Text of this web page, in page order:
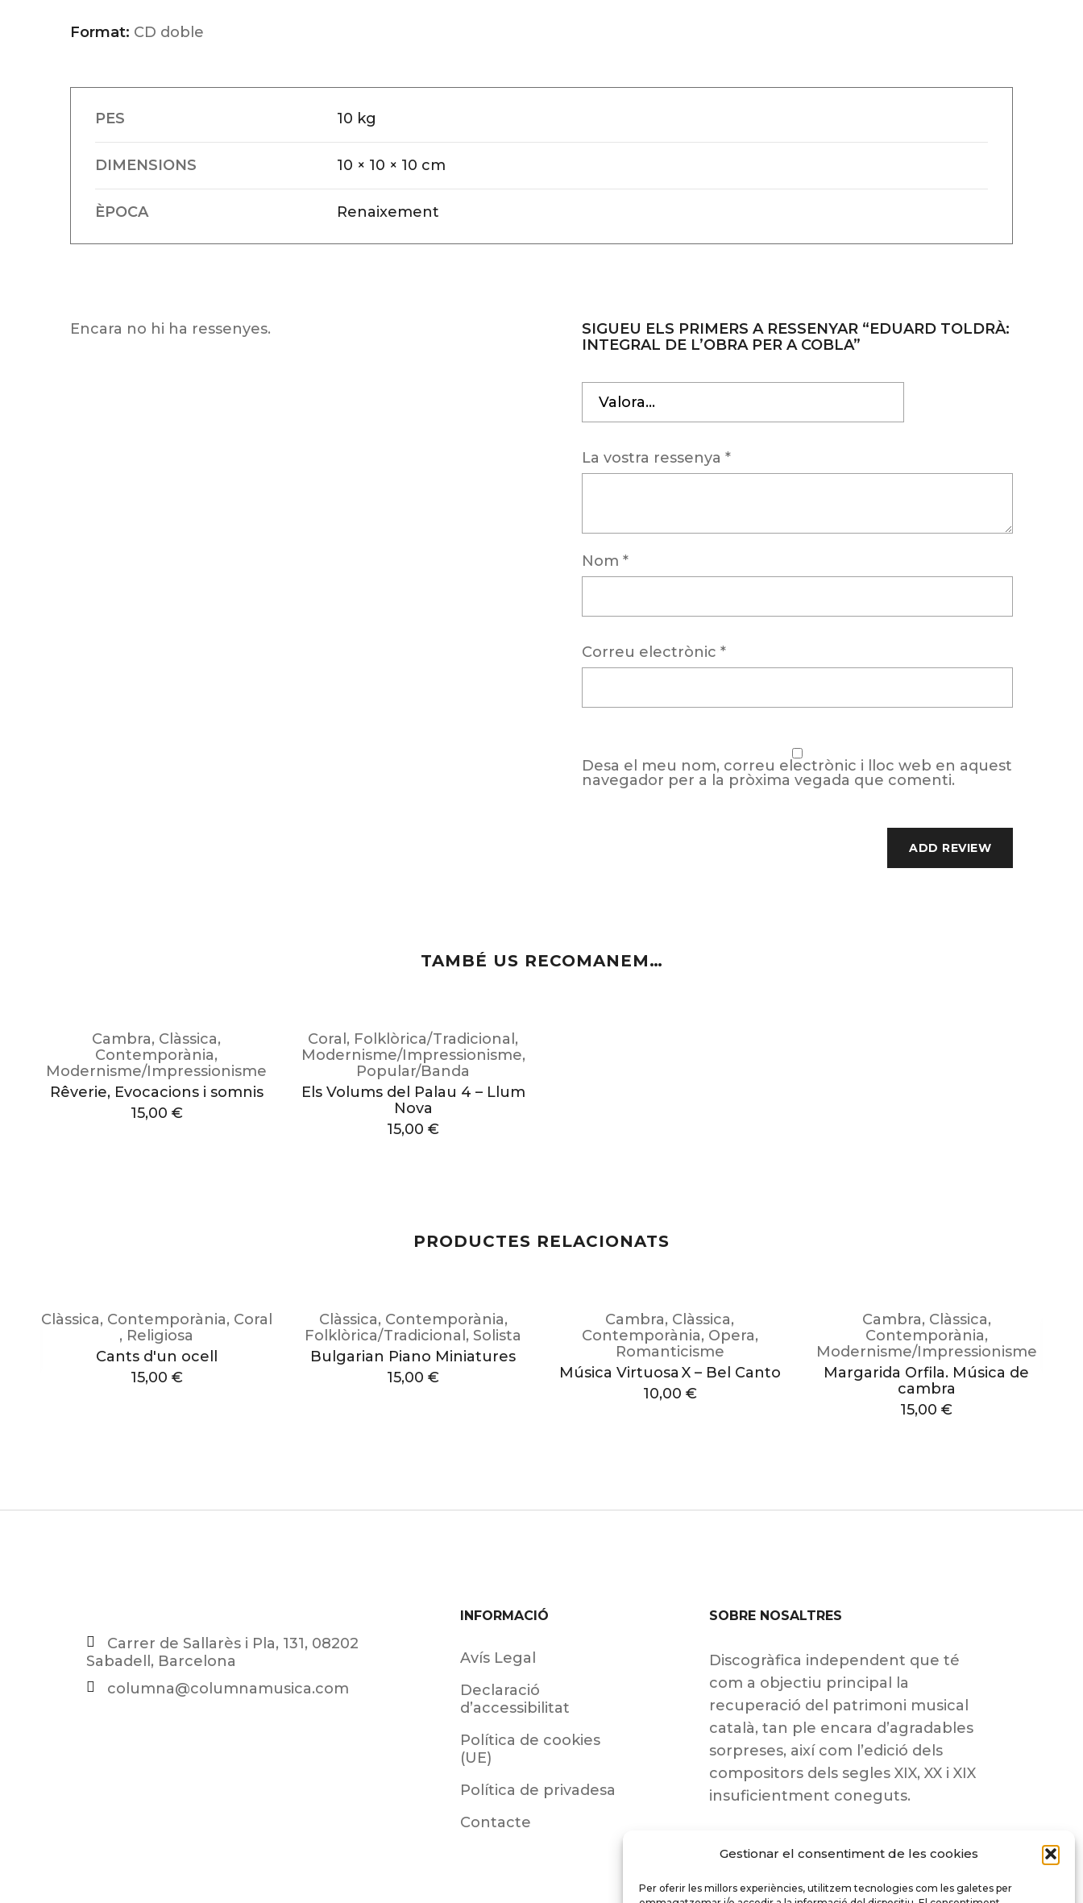
Gestionar el consentiment de les cookies
Per oferir les millors experiències, utilitzem tecnologies com les galetes per
Format: CD doble
PES 10 kg
DIMENSIONS 10 × 10 × 10 cm
ÈPOCA Renaixement
Encara no hi ha ressenyes.
SIGUEU ELS PRIMERS A RESSENYAR “EDUARD TOLDRÀ:
INTEGRAL DE L’OBRA PER A COBLA”
La vostra ressenya *
Nom *
Correu electrònic *
Desa el meu nom, correu electrònic i lloc web en aquest
navegador per a la pròxima vegada que comenti.
TAMBÉ US RECOMANEM…
Cambra, Clàssica,
Contemporània,
Modernisme/Impressionisme
Rêverie, Evocacions i somnis
15,00 €
Coral , Folklòrica/Tradicional ,
Modernisme/Impressionisme,
Popular/Banda
Els Volums del Palau 4 – Llum
Nova
15,00€
PRODUCTES RELACIONATS
Clàssica, Contemporània, Coral
, Religiosa
Cants d'un ocell
15,00 €
Clàssica, Contemporània,
Folklòrica/Tradicional , Solista
Bulgarian Piano Miniatures
15,00€
Cambra, Clàssica,
Contemporània, Opera,
Romanticisme
Música Virtuosa X – Bel Canto
10,00 €
Cambra, Clàssica,
Contemporània,
Modernisme/Impressionisme
Margarida Orfila. Música de
cambra
15,00€
Carrer de Sallarès i Pla, 131, 08202
Sabadell, Barcelona
columna@columnamusica.com
INFORMACIÓ
Avís Legal
Declaració
d’accessibilitat
Política de cookies
(UE)
Política de privadesa
Contacte
SOBRE NOSALTRES
Discogràfica independent que té
com a objectiu principal la
recuperació del patrimoni musical
català, tan ple encara d’agradables
sorpreses, així com l’edició dels
compositors dels segles XIX, XX i XIX
insuficientment coneguts.